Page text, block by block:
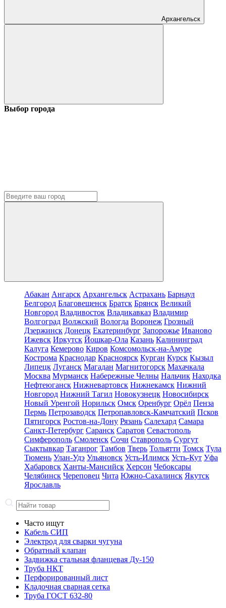
Архангельск
Выбор города
Абакан Ангарск Архангельск Астрахань Барнаул
Белгород Благовещенск Братск Брянск Великий
Новгород Владивосток Владикавказ Владимир
Волгоград Волжский Вологда Воронеж Грозный
Дзержинск Донецк Екатеринбург Запорожье Иваново
Ижевск Иркутск Йошкар-Ола Казань Калининград
Калуга Кемерово Киров Комсомольск-на-Амуре
Кострома Краснодар Красноярск Курган Курск Кызыл
Липецк Луганск Магадан Магнитогорск Махачкала
Москва Мурманск Набережные Челны Нальчик Находка
Нефтеюганск Нижневартовск Нижнекамск Нижний
Новгород Нижний Тагил Новокузнецк Новосибирск
Новый Уренгой Норильск Омск Оренбург Орёл Пенза
Пермь Петрозаводск Петропавловск-Камчатский Псков
Пятигорск Ростов-на-Дону Рязань Салехард Самара
Санкт-Петербург Саранск Саратов Севастополь
Симферополь Смоленск Сочи Ставрополь Сургут
Сыктывкар Таганрог Тамбов Тверь Тольятти Томск Тула
Тюмень Улан-Удэ Ульяновск Усть-Илимск Усть-Кут Уфа
Хабаровск Ханты-Мансийск Херсон Чебоксары
Челябинск Череповец Чита Южно-Сахалинск Якутск
Ярославль
Часто ищут
Кабель СИП
Электрод для сварки чугуна
Обратный клапан
Задвижка стальная фланцевая Ду-150
Труба НКТ
Перфорированный лист
Кладочная сварная сетка
Труба ГОСТ 632-80